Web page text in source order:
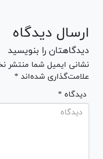
ارسال دیدگاه
دیدگاهتان را بنویسید
نشانی ایمیل شما منتشر
علامت‌گذاری شده‌اند *
* دیدگاه